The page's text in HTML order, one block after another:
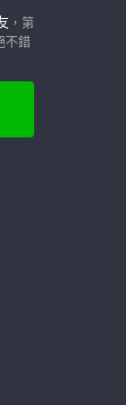
，第
不錯